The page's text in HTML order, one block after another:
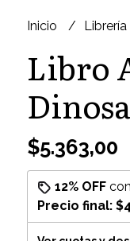
Inicio Librería
Libro
$5.363,00
12% OFFcon
Precio final: